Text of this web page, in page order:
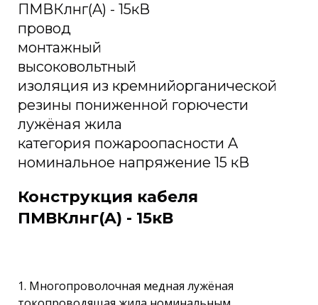
ПМВКлнг(A) - 15кВ
провод
монтажный
высоковольтный
изоляция из кремнийорганической
резины пониженной горючести
лужёная жила
категория пожароопасности A
номинальное напряжение 15 кВ
Конструкция кабеля
ПМВКлнг(A) - 15кВ
1. Многопроволочная медная лужёная